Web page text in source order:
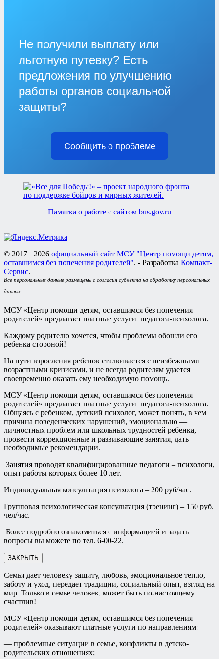
Не получили выплату или
льготную путевку? Есть
предложения по улучшению
работы органов социальной
защиты?
Сообщить о проблеме
Памятка о работе с сайтом bus.gov.ru
© 2017 - 2026 официальный сайт МСУ "Центр помощи детям,
оставшимся без попечения родителей". - Разработка Компакт-
Сервис.
Все персональные данные размещены с согласия субъекта на обработку персональных
данных
МСУ «Центр помощи детям, оставшимся без попечения
родителей» предлагает платные услуги педагога-психолога.
Каждому родителю хочется, чтобы проблемы обошли его
ребенка стороной!
На пути взросления ребенок сталкивается с неизбежными
возрастными кризисами, и не всегда родителям удается
своевременно оказать ему необходимую помощь.
МСУ «Центр помощи детям, оставшимся без попечения
родителей» предлагает платные услуги педагога-психолога.
Общаясь с ребенком, детский психолог, может понять, в чем
причина поведенческих нарушений, эмоционально —
личностных проблем или школьных трудностей ребенка,
провести коррекционные и развивающие занятия, дать
необходимые рекомендации.
Занятия проводят квалифицированные педагоги – психологи,
опыт работы которых более 10 лет.
Индивидуальная консультация психолога – 200 руб/час.
Групповая психологическая консультация (тренинг) – 150 руб.
чел/час.
Более подробно ознакомиться с информацией и задать
вопросы вы можете по тел. 6-00-22.
ЗАКРЫТЬ
Семья дает человеку защиту, любовь, эмоциональное тепло,
заботу и уход, передает традиции, социальный опыт, взгляд на
мир. Только в семье человек, может быть по-настоящему
счастлив!
МСУ «Центр помощи детям, оставшимся без попечения
родителей» оказывают платные услуги по направлениям:
— проблемные ситуации в семье, конфликты в детско-
родительских отношениях;